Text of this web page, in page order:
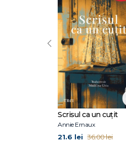
„Kenneth Clark e
încântare pentru noi,
„Ne îndeamnă iar și
Kenneth Clark
Londra și profesor de
Henry Moore,
Scrisul ca un cuțit
Annie Ernaux
21.6 lei 36.00 lei
‹